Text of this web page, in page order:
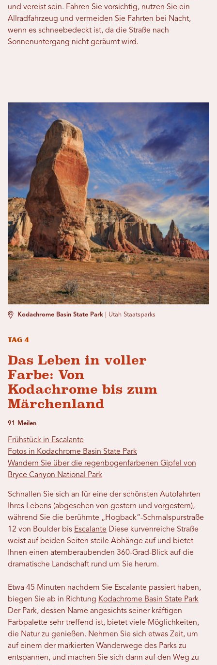
und vereist sein. Fahren Sie vorsichtig, nutzen Sie ein
Allradfahrzeug und vermeiden Sie Fahrten bei Nacht,
wenn es schneebedeckt ist, da die Straße nach
Sonnenuntergang nicht geräumt wird.
Kodachrome Basin State Park Utah Staatsparks
Tag 4
Das Leben in voller
Farbe: Von
Kodachrome bis zum
Märchenland
91 Meilen
Frühstück in Escalante
Fotos in Kodachrome Basin State Park
Wandern Sie über die regenbogenfarbenen Gipfel von
Bryce Canyon National Park
Schnallen Sie sich an für eine der schönsten Autofahrten
Ihres Lebens (abgesehen von gestern und vorgestern),
während Sie die berühmte „Hogback“-Schmalspurstraße
12 von Boulder bis Escalante Diese kurvenreiche Straße
weist auf beiden Seiten steile Abhänge auf und bietet
Ihnen einen atemberaubenden 360-Grad-Blick auf die
dramatische Landschaft rund um Sie herum.
Etwa 45 Minuten nachdem Sie Escalante passiert haben,
biegen Sie ab in Richtung Kodachrome Basin State Park
Der Park, dessen Name angesichts seiner kräftigen
Farbpalette sehr treffend ist, bietet viele Möglichkeiten,
die Natur zu genießen. Nehmen Sie sich etwas Zeit, um
auf einem der markierten Wanderwege des Parks zu
entspannen, und machen Sie sich dann auf den Weg zu